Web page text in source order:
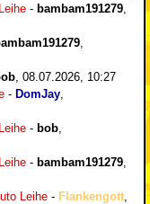
- bambam191279
08.07.2026, 10:27
- DomJay
- bob
- bambam191279
Leihe - Flankengott